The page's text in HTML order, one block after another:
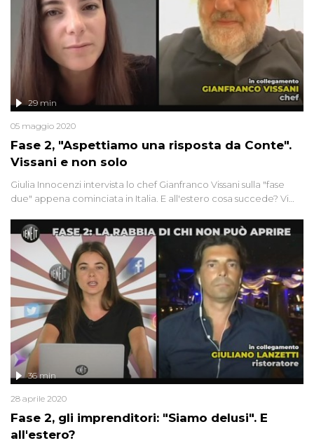
Fase 2, "Aspettiamo una risposta da Conte".
Vissani e non solo
29 min
05 maggio 2020
Giulia Innocenzi intervista lo chef Gianfranco Vissani sulla "fase
due" appena cominciata in Italia. E all'estero cosa succede? Vi
da noi, quella che doveva essere una grandiosa "marcia su
Roma", ha riunito quattro gatti. E vi sveliamo un retroscena...
Fase 2, gli imprenditori: "Siamo delusi". E
all'estero?
36 min
28 aprile 2020